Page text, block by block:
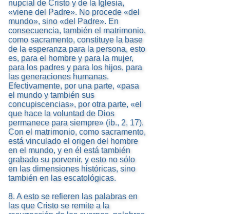
nupcial de Cristo y de la Iglesia,
«viene del Padre». No procede «del
mundo», sino «del Padre». En
consecuencia, también el matrimonio,
como sacramento, constituye la base
de la esperanza para la persona, esto
es, para el hombre y para la mujer,
para los padres y para los hijos, para
las generaciones humanas.
Efectivamente, por una parte, «pasa
el mundo y también sus
concupiscencias», por otra parte, «el
que hace la voluntad de Dios
permanece para siempre» (ib., 2, 17).
Con el matrimonio, como sacramento,
está vinculado el origen del hombre
en el mundo, y en él está también
grabado su porvenir, y esto no sólo
en las dimensiones históricas, sino
también en las escatológicas.
8. A esto se refieren las palabras en
las que Cristo se remite a la